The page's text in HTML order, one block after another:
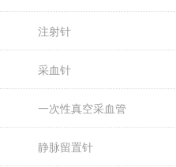
注射针
采血针
一次性真空采血管
静脉留置针